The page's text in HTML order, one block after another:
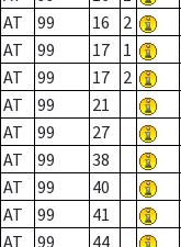
AT
99 16 2
AT
99 17 1
AT
99 17 2
AT
99 21
AT
99 27
AT
99 38
AT
99 40
AT
99 41
AT
99 44